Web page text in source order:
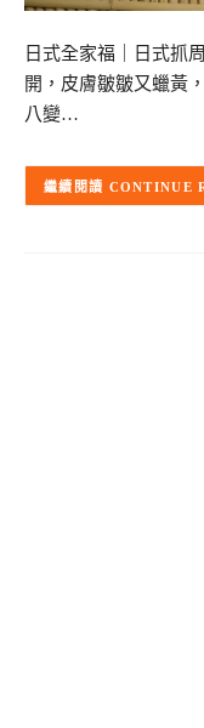
日式全家福｜日式抓
開，皮膚皺皺又蠟黃
八變…
CONTINUE